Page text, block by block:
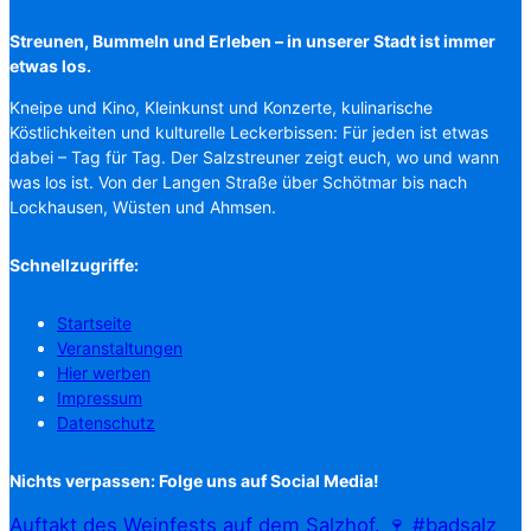
Streunen, Bummeln und Erleben – in unserer Stadt ist immer
etwas los.
Kneipe und Kino, Kleinkunst und Konzerte, kulinarische
Köstlichkeiten und kulturelle Leckerbissen: Für jeden ist etwas
dabei – Tag für Tag. Der Salzstreuner zeigt euch, wo und wann
was los ist. Von der Langen Straße über Schötmar bis nach
Lockhausen, Wüsten und Ahmsen.
Schnellzugriffe:
Startseite
Veranstaltungen
Hier werben
Impressum
Datenschutz
Nichts verpassen: Folge uns auf Social Media!
Auftakt des Weinfests auf dem Salzhof. 🍷 #badsalz